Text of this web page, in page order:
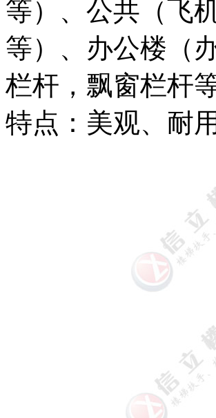
等）、公共（飞
等）、办公楼（
栏杆，飘窗栏杆
特点：美观、耐